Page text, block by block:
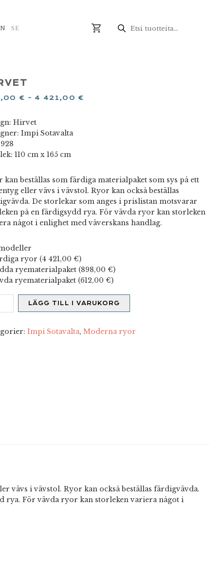
SE
€ – 4 421,00 €
Hirvet
Impi Sotavalta
110 cm x 165 cm
kan beställas som färdiga materialpaket som sys på ett
eller vävs i vävstol. Ryor kan också beställas
De storlekar som anges i prislistan motsvarar
på en färdigsydd rya. För vävda ryor kan storleken
något i enlighet med väverskans handlag.
ryor (4 421,00 €)
ryematerialpaket (898,00 €)
ryematerialpaket (612,00 €)
LÄGG TILL I VARUKORG
Impi Sotavalta, Moderna ryor
vävs i vävstol. Ryor kan också beställas färdigvävda.
rya. För vävda ryor kan storleken variera något i